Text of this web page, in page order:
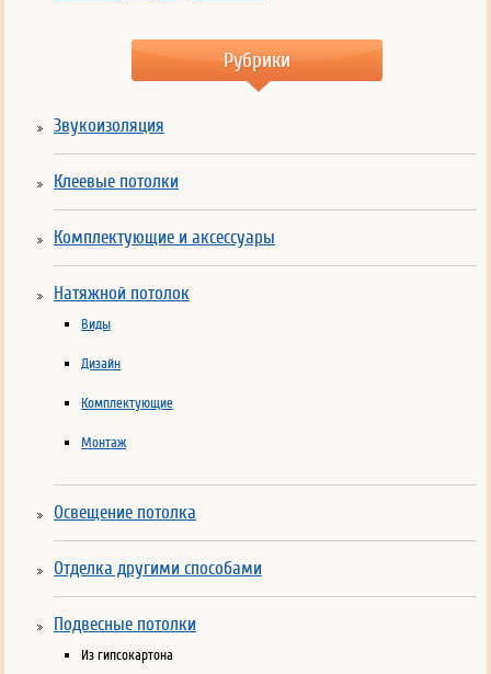
Рубрики
Звукоизоляция
Клеевые потолки
Комплектующие и аксессуары
Натяжной потолок
Виды
Дизайн
Комплектующие
Монтаж
Освещение потолка
Отделка другими способами
Подвесные потолки
Из гипсокартона